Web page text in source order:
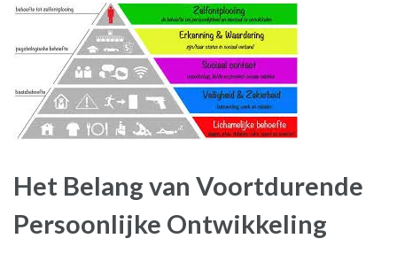
Het Belang van Voortdurende
Persoonlijke Ontwikkeling